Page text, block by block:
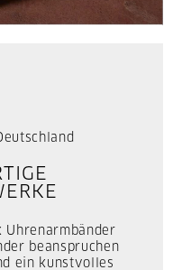
beanspruchen
ein kunstvolles